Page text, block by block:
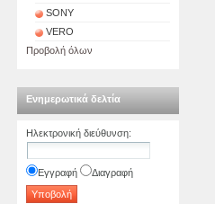
SONY
VERO
Προβολή όλων
Ενημερωτικά δελτία
Ηλεκτρονική διεύθυνση:
Εγγραφή Διαγραφή